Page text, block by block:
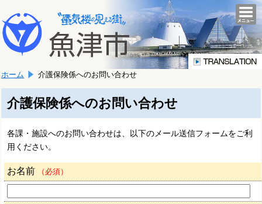
文
へ
移
ま
す。
こ
か
文
で
す。
ホーム 介護保険係へのお問い合わせ
介護保険係へのお問い合わせ
各課・施設へのお問い合わせは、以下のメール送信フォームをご利
用ください。
お名前 （必須）